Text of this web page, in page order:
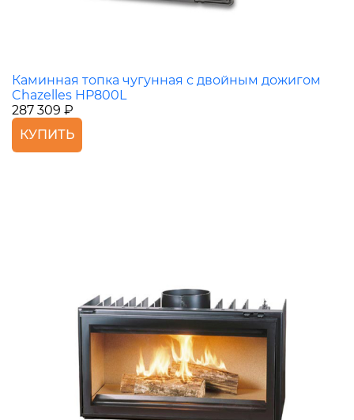
Каминная топка чугунная с двойным дожигом
Chazelles HP800L
287 309 ₽
КУПИТЬ